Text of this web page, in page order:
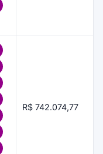
R$ 742.074,77